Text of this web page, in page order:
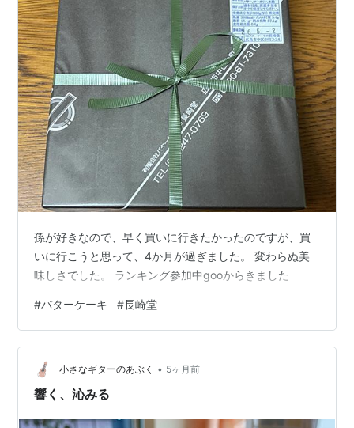
孫が好きなので、早く買いに行きたかったのですが、買
いに行こうと思って、4か月が過ぎました。 変わらぬ美
味しさでした。 ランキング参加中gooからきました
#バターケーキ #長崎堂
小さなギターのあぶく • 5ヶ月前
響く、沁みる